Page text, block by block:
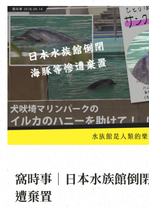
窩時事｜日本水族館倒
遭棄置